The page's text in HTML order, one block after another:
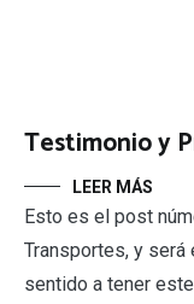
Testimonio y
LEER MÁS
Esto es el post
Transportes, y será
sentido a tener